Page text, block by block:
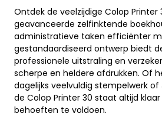
Ontdek de veelzijdige Colop Printer
geavanceerde zelfinktende
administratieve taken efficiënter
gestandaardiseerd ontwerp biedt
professionele uitstraling en
scherpe en heldere afdrukken. Of
dagelijks veelvuldig stempelwerk of
de Colop Printer 30 staat altijd
behoeften te voldoen.